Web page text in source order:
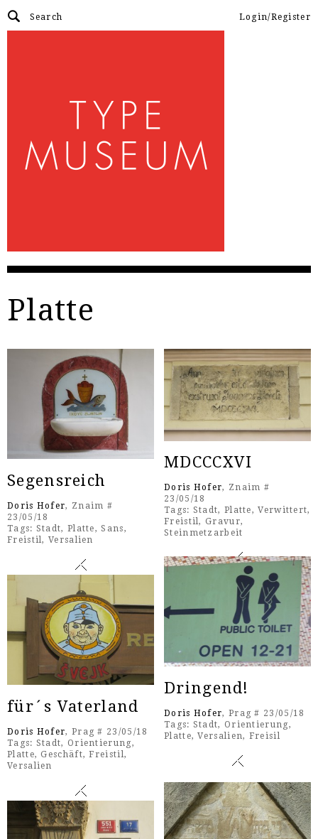
Login/Register
Platte
Segensreich
Doris Hofer, Znaim #
23/05/18
Tags: Stadt, Platte,Sans,
Freistil,Versalien
MDCCCXVI
Doris Hofer, Znaim #
23/05/18
Tags: Stadt, Platte,Verwittert,
Freistil,Gravur,
Steinmetzarbeit
Dringend!
Doris Hofer, Prag # 23/05/18
Tags: Stadt, Orientierung,
Platte,Versalien, Freisil
für´s Vaterland
Doris Hofer, Prag # 23/05/18
Tags: Stadt, Orientierung,
Platte,Geschäft,Freistil,
Versalien